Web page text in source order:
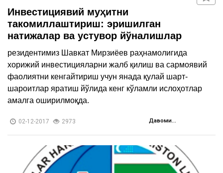
Инвестициявий муҳитни
такомиллаштириш: эришилган
натижалар ва устувор йўналишлар
резидентимиз Шавкат Мирзиёев раҳнамолигида
хорижий инвестицияларни жалб қилиш ва сармоявий
фаолиятни кенгайтириш учун янада қулай шарт-
шароитлар яратиш йўлида кенг кўламли ислоҳотлар
амалга оширилмоқда.
02-12-2017 2973 Давоми...